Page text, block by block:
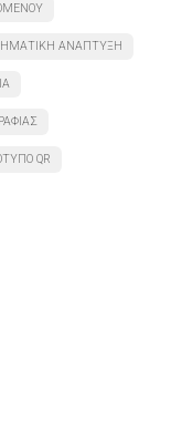
ΑΝΆΠΤΥΞΗ
QR